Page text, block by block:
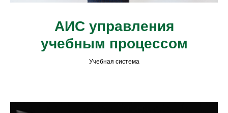
АИС управления
учебным процессом
Учебная система